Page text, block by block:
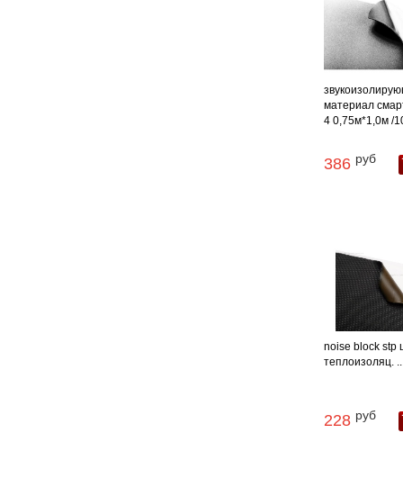
материал
4 0,75м*1,0м /
386 руб
noise block stp
теплоизоляц.
228 руб